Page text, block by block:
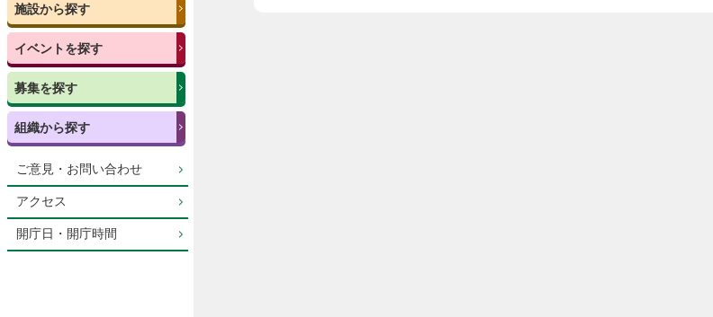
施設から探す
イベントを探す
募集を探す
組織から探す
ご意見・お問い合わせ
アクセス
開庁日・開庁時間